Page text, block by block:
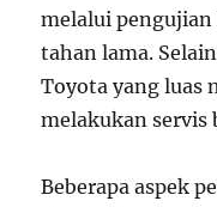
melalui
tahan lama.
Toyota yang luas
melakukan servis
Beberapa aspek